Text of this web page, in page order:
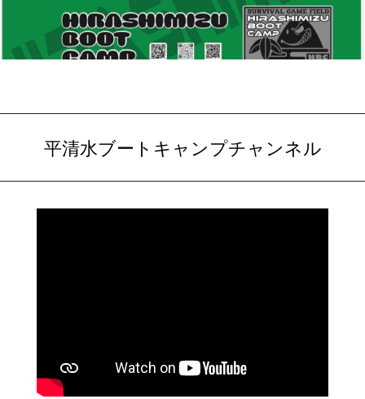
平清水ブートキャンプチャンネル